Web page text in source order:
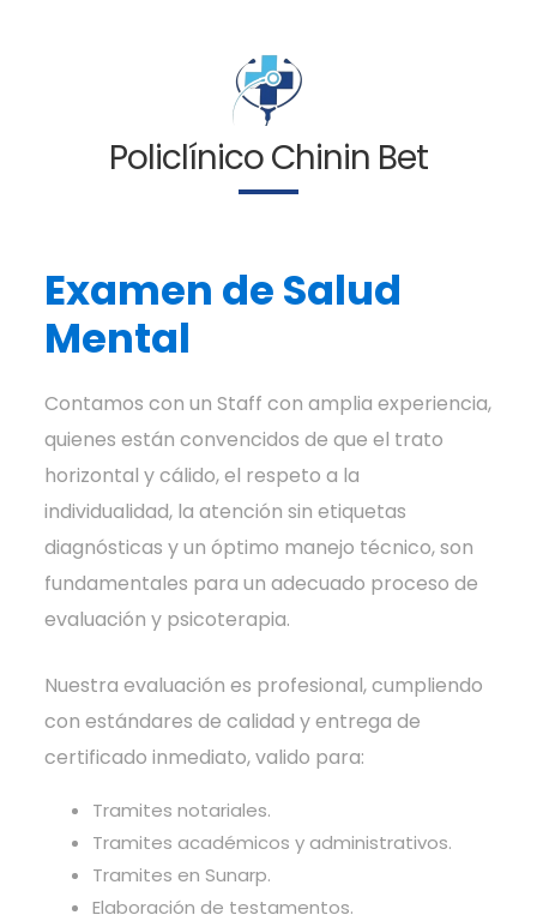
Policlínico Chinin Bet
Examen de Salud
Mental
Contamos con un Staff con amplia experiencia,
quienes están convencidos de que el trato
horizontal y cálido, el respeto a la
individualidad, la atención sin etiquetas
diagnósticas y un óptimo manejo técnico, son
fundamentales para un adecuado proceso de
evaluación y psicoterapia.
Nuestra evaluación es profesional, cumpliendo
con estándares de calidad y entrega de
certificado inmediato, valido para:
Tramites notariales.
Tramites académicos y administrativos.
Tramites en Sunarp.
Elaboración de testamentos.